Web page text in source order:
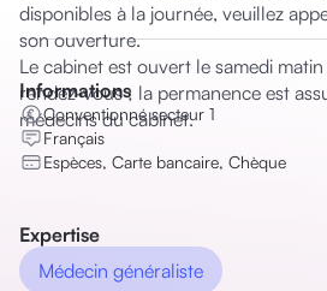
disponibles à la journée, veuillez
son ouverture.
Le cabinet est ouvert le samedi matin
rendez-vous ; la permanence est
médecins du cabinet.
Informations
Conventionné secteur 1
Français
Espèces, Carte bancaire, Chèque
Expertise
Médecin généraliste